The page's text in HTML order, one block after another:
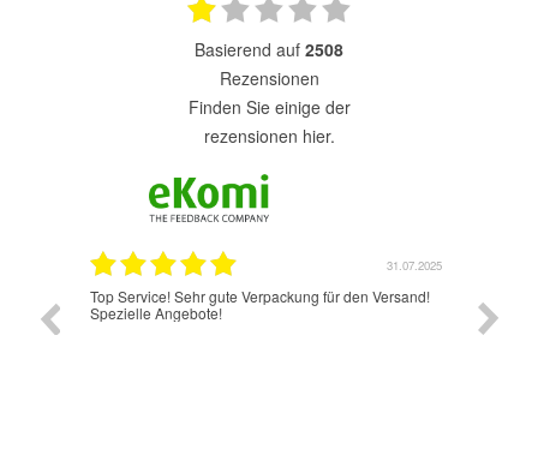
basierend auf 2508
Rezensionen
finden Sie einige der
rezensionen hier.
31.07.2025
Top Service! Sehr gute Verpackung für den Versand!
Spezielle Angebote!